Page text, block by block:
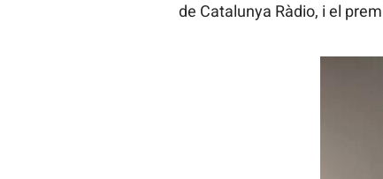
de Catalunya Ràdio, i el